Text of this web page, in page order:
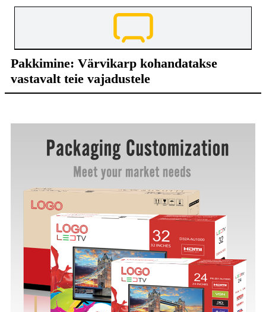
Pakkimine: Värvikarp kohandatakse
vastavalt teie vajadustele